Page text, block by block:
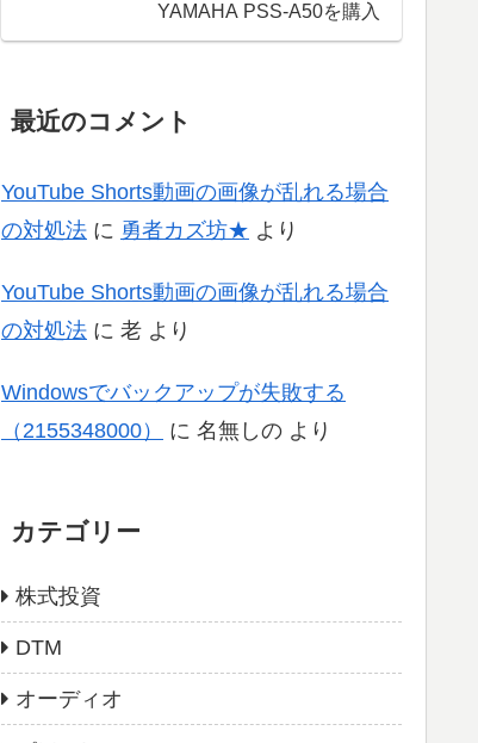
YAMAHA PSS-A50を購入
最近のコメント
YouTube Shorts動画の画像が乱れる場合
の対処法 に 勇者カズ坊★ より
YouTube Shorts動画の画像が乱れる場合
の対処法 に 老 より
Windowsでバックアップが失敗する
（2155348000）
に 名無しの より
カテゴリー
株式投資
DTM
オーディオ